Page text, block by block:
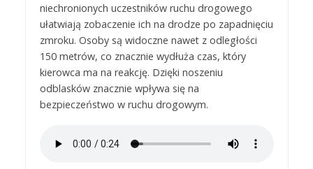
niechronionych uczestników ruchu drogowego
ułatwiają zobaczenie ich na drodze po zapadnięciu
zmroku. Osoby są widoczne nawet z odległości
150 metrów, co znacznie wydłuża czas, który
kierowca ma na reakcję. Dzięki noszeniu
odblasków znacznie wpływa się na
bezpieczeństwo w ruchu drogowym.